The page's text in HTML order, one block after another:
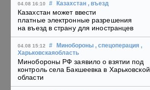
04.08 16:10 # Казахстан , въезд
Казахстан может ввести
платные электронные разрешения
на въезд в страну для иностранцев
04.08 15:12 # Минобороны , спецоперация ,
Харьковскаяобласть
Минобороны РФ заявило о взятии под
контроль села Бакшеевка в Харьковской
области